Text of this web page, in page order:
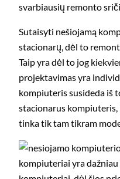
svarbiausių remonto
Sutaisyti nešiojamą
stacionarų, dėl to
Taip yra dėl to jog
projektavimas yra
kompiuteris susideda iš
stacionarus
tinka tik tam tikram
kompiuteriai yra